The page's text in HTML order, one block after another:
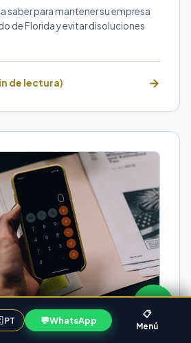
saber para mantener su empresa
de Florida y evitar disoluciones
de lectura)
💬WhatsApp
📋
Menú